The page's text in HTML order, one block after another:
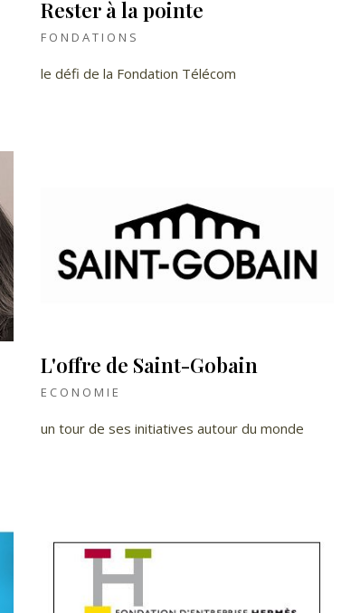
Rester à la pointe
FONDATIONS
le défi de la Fondation Télécom
L'offre de Saint-Gobain
ECONOMIE
un tour de ses initiatives autour du monde